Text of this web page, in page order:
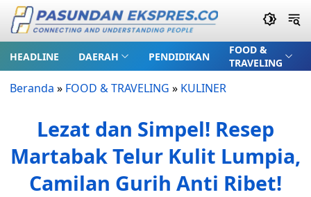
HEADLINE DAERAH PENDIDIKAN
FOOD &
TRAVELING
Beranda » FOOD & TRAVELING » KULINER
Lezat dan Simpel! Resep
Martabak Telur Kulit Lumpia,
Camilan Gurih Anti Ribet!